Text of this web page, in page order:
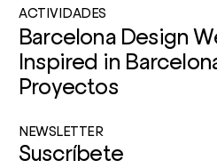
ACTIVIDADES
Barcelona Design
Inspired in
Proyectos
NEWSLETTER
Suscríbete